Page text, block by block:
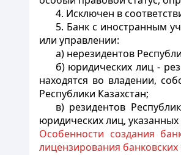
4. Исключен в
5. Банк с иностранным
или управлении:
а) нерезидентов
б) юридических лиц -
находятся во владении,
Республики Казахстан;
в) резидентов
юридических лиц,
Особенности создания
лицензирования